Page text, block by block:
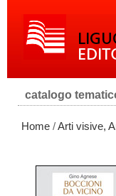
catalogo
Home /Arti visive,